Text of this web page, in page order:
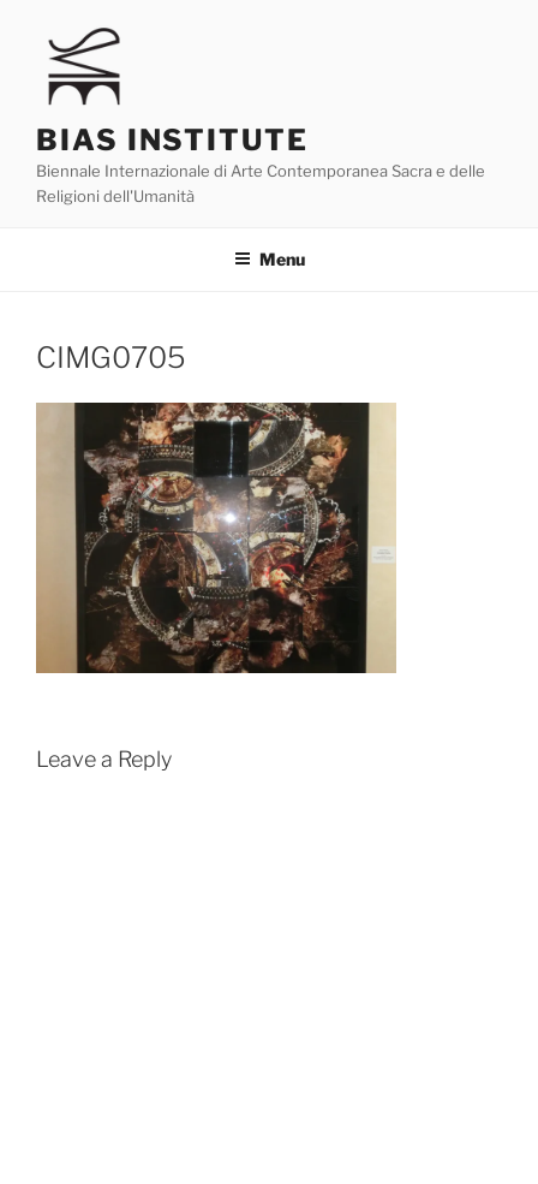
content
BIAS INSTITUTE
Biennale Internazionale di Arte Contemporanea Sacra e delle
Religioni dell'Umanità
Menu
CIMG0705
Leave a Reply